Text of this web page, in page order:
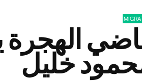
الهجرة
خليل